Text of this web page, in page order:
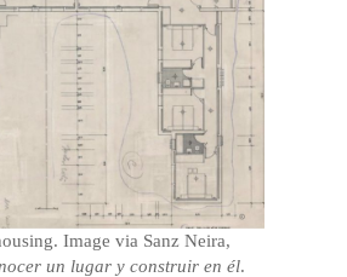
Image via Sanz Neira,
un lugar y construir en él.